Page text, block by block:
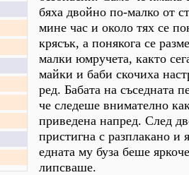
бяха двойно по-малко от
мине час и около тях се
крясък, а понякога се
малки юмручета, както
майки и баби скочиха
ред. Бабата на съседната
че следеше внимателно
приведена напред. След
пристигна с разплакано и
едната му буза беше
липсваше.